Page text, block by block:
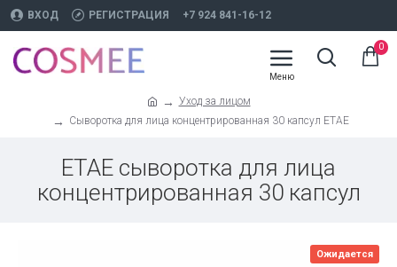
ВХОД РЕГИСТРАЦИЯ +7 924 841-16-12
0
Уход за лицом
Сыворотка для лица концентрированная 30 капсул ETAE
ETAE сыворотка для лица
концентрированная 30 капсул
Ожидается